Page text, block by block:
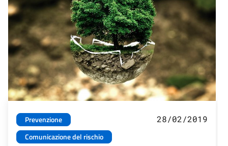
Prevenzione
Comunicazione del rischio
28/02/2019